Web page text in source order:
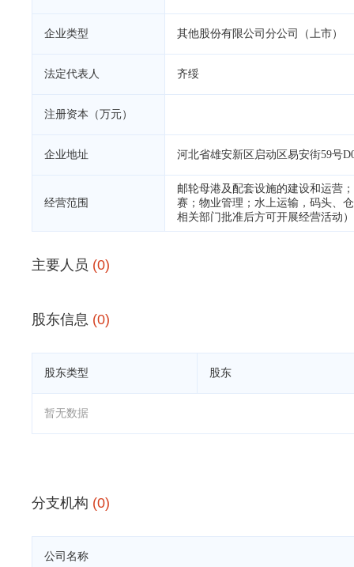
企业类型 其他股份有限公司分公司（上市）
法定代表人 齐绥
注册资本（万元）
企业地址 河北省雄安新区启动区易安街59号
经营范围
邮轮母港及配套设施的建设和运营
赛；物业管理；水上运输，码头、
相关部门批准后方可开展经营活动）
主要人员 (0)
股东信息 (0)
股东类型 股东
暂无数据
分支机构 (0)
公司名称